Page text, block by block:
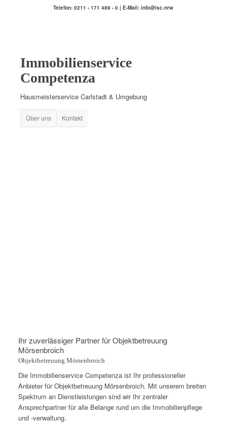
Telefon: 0211 - 171 489 - 0 | E-Mail: info@isc.nrw
Immobilienservice
Competenza
Hausmeisterservice Carlstadt & Umgebung
Über uns Kontakt
Ihr zuverlässiger Partner für Objektbetreuung
Mörsenbroich
Objektbetreuung Mörsenbroich
Die Immobilienservice Competenza ist Ihr professioneller
Anbieter für Objektbetreuung Mörsenbroich. Mit unserem breiten
Spektrum an Dienstleistungen sind wir Ihr zentraler
Ansprechpartner für alle Belange rund um die Immobilienpflege
und -verwaltung.